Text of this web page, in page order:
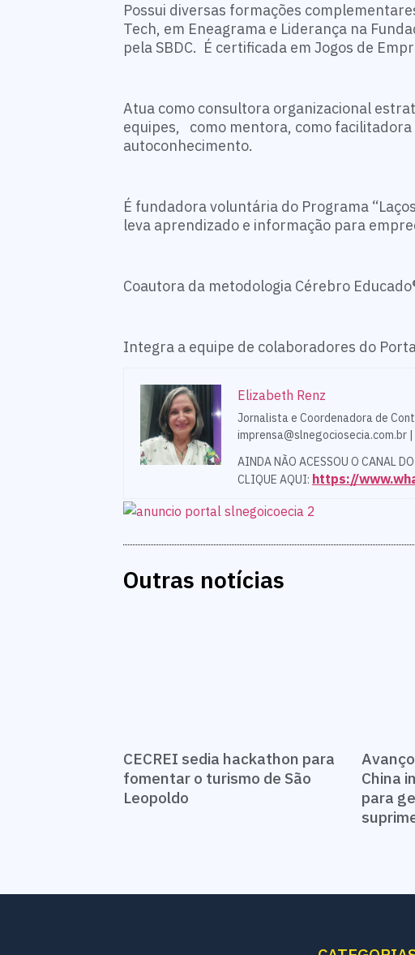
Possui diversas formações
Tech, em Eneagrama e Liderança na
pela SBDC. É certificada em Jogos de
Atua como consultora organizacional
equipes, como mentora, como
autoconhecimento.
É fundadora voluntária do Programa
leva aprendizado e informação para
Coautora da metodologia Cérebro
Integra a equipe de colaboradores do
Elizabeth Renz
Jornalista e Coordenadora de
imprensa@slnegociosecia.com.br
AINDA NÃO ACESSOU O CANAL
CLIQUE AQUI: https://
Outras notícias
CECREI sedia hackathon para
fomentar o turismo de São
Leopoldo
China
para